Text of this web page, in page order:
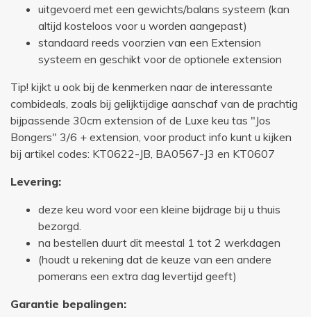
uitgevoerd met een gewichts/balans systeem (kan
altijd kosteloos voor u worden aangepast)
standaard reeds voorzien van een Extension
systeem en geschikt voor de optionele extension
Tip! kijkt u ook bij de kenmerken naar de interessante
combideals, zoals bij gelijktijdige aanschaf van de prachtig
bijpassende 30cm extension of de Luxe keu tas "Jos
Bongers" 3/6 + extension, voor product info kunt u kijken
bij artikel codes: KT0622-JB, BA0567-J3 en KT0607
Levering:
deze keu word voor een kleine bijdrage bij u thuis
bezorgd.
na bestellen duurt dit meestal 1 tot 2 werkdagen
(houdt u rekening dat de keuze van een andere
pomerans een extra dag levertijd geeft)
Garantie bepalingen: